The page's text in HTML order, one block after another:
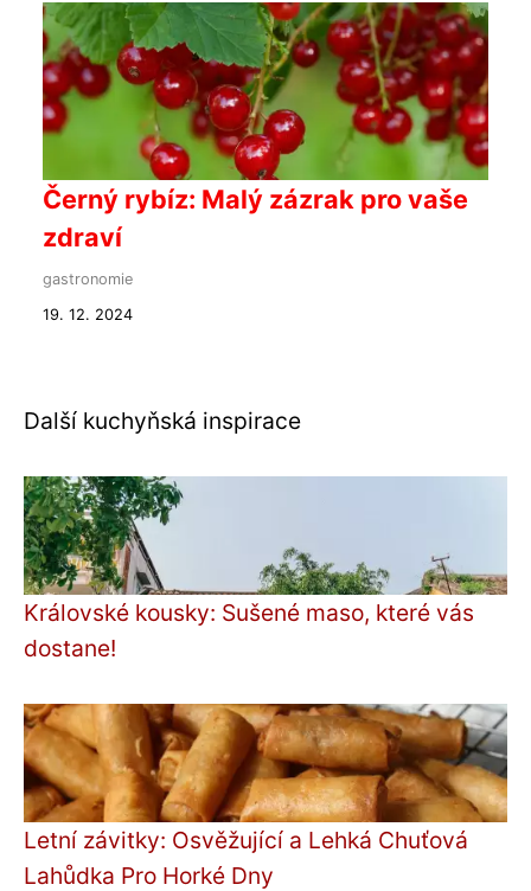
Černý rybíz: Malý zázrak pro vaše
zdraví
gastronomie
19. 12. 2024
Další kuchyňská inspirace
Královské kousky: Sušené maso, které vás
dostane!
Letní závitky: Osvěžující a Lehká Chuťová
Lahůdka Pro Horké Dny